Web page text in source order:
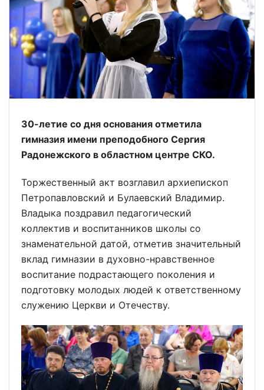
30-летие со дня основания отметила
гимназия имени преподобного Сергия
Радонежского в областном центре СКО.
Торжественный акт возглавил архиепископ
Петропавловский и Булаевский Владимир.
Владыка поздравил педагогический
коллектив и воспитанников школы со
знаменательной датой, отметив значительный
вклад гимназии в духовно-нравственное
воспитание подрастающего поколения и
подготовку молодых людей к ответственному
служению Церкви и Отечеству.